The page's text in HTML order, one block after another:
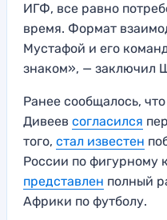
ИГФ, все равно
время. Формат
Мустафой и его
знаком», — заключил
Ранее сообщалось,
Дивеев согласился
того, стал известен
России по фигурному
представлен полный
Африки по футболу.